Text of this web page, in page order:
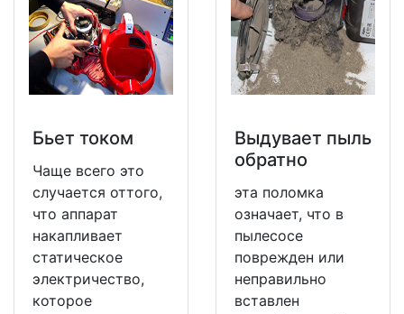
Бьет током
Чаще всего это
случается оттого,
что аппарат
накапливает
статическое
электричество,
которое
Выдувает пыль
обратно
эта поломка
означает, что в
пылесосе
поврежден или
неправильно
вставлен